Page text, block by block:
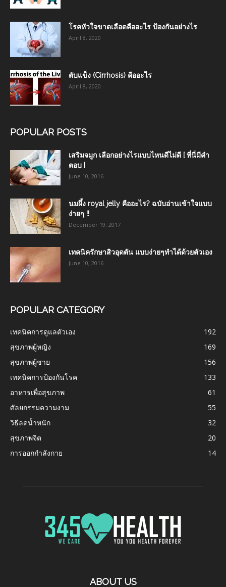
โรคหัวใจขาดเลือดคืออะไร ป้องกันอย่างไร
April 8, 2020
ตับแข็ง (Cirrhosis) คืออะไร
April 8, 2020
POPULAR POSTS
เสริมจมูก เลือกอย่างไรแบบไหนดีไม่ดี [ ที่นี่มีคำ
ตอบ ]
June 10, 2016
นมผึ้ง royal jelly คืออะไร? ฉบับอ่านเข้าใจแบบ
ง่ายๆ !!
December 19, 2017
เทคนิครักษาสิวอุดตัน แบบง่ายๆทำได้ด้วยตัวเอง
June 10, 2016
POPULAR CATEGORY
เทคนิคการดูแลตัวเอง
192
สุขภาพผู้หญิง
169
สุขภาพผู้ชาย
156
เทคนิคการป้องกันโรค
133
อาหารเพื่อสุขภาพ
61
ศัลยกรรมความงาม
55
วิธีลดน้ำหนัก
32
สุขภาพจิต
20
การออกกำลังกาย
14
ABOUT US